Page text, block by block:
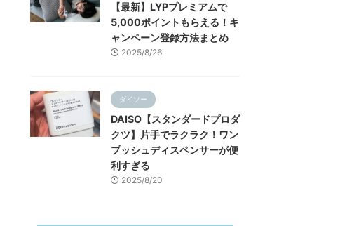
【最新】LYPプレミアムで
5,000ポイントもらえる！キ
ャンペーン登録方法まとめ
2025/8/26
ダイソー
DAISO【スタンダードプロダ
クツ】片手でラクラク！ワン
プッシュディスペンサーが便
利すぎる
2025/8/20